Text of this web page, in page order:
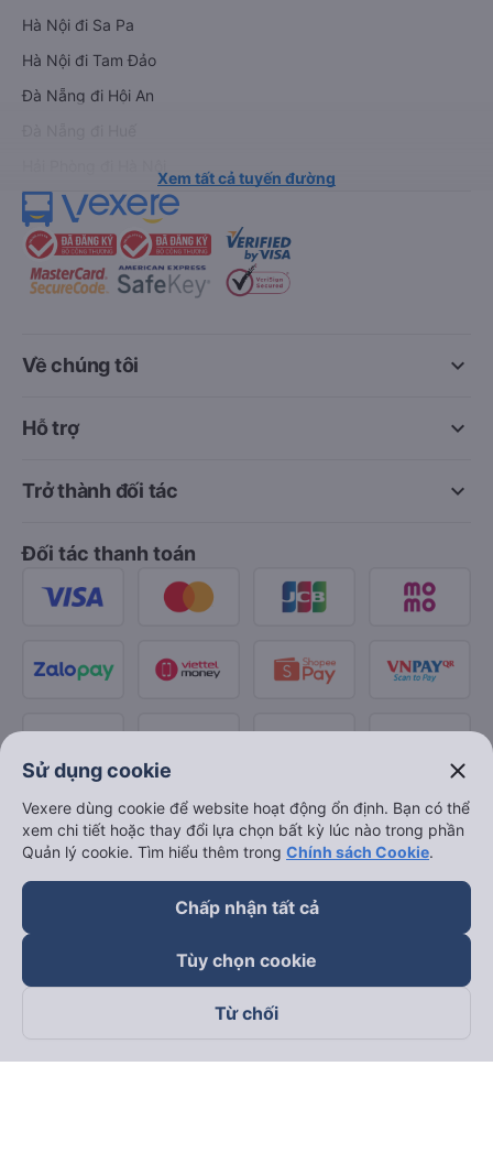
Hà Nội đi Sa Pa
Hà Nội đi Tam Đảo
Đà Nẵng đi Hội An
Xem tất cả tuyến đường
keyboard_arrow_down
Về chúng tôi
keyboard_arrow_down
Hỗ trợ
keyboard_arrow_down
Trở thành đối tác
Đối tác thanh toán
Theo dõi chúng tôi trên
Sử dụng cookie close
Vexere dùng cookie để website hoạt động ổn định. Bạn có thể
xem chi tiết hoặc thay đổi lựa chọn bất kỳ lúc nào trong phần
Quản lý cookie. Tìm hiểu thêm trong Chính sách Cookie.
Chấp nhận tất cả
Tùy chọn cookie
Từ chối